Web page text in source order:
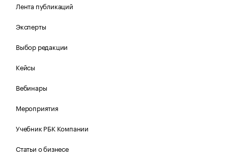
Лента публикаций
Эксперты
Выбор редакции
Кейсы
Вебинары
Мероприятия
Учебник РБК Компании
Статьи о бизнесе